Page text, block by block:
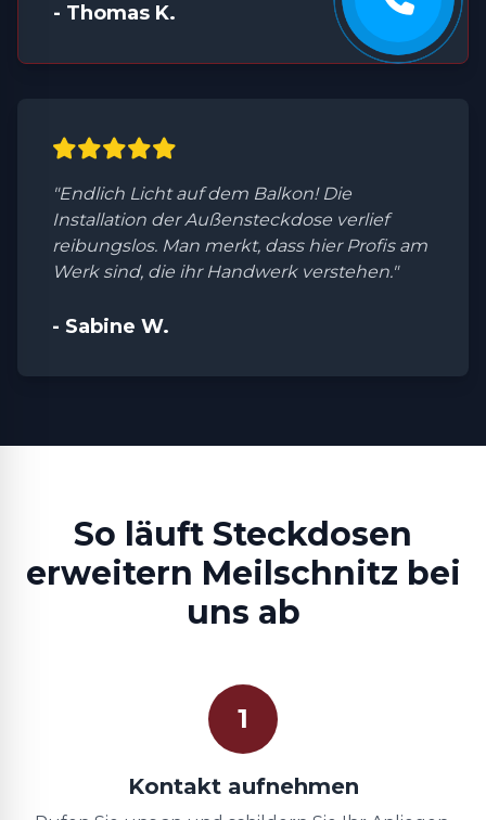
- Thomas K.
"Endlich Licht auf dem Balkon! Die
Installation der Außensteckdose verlief
reibungslos. Man merkt, dass hier Profis am
Werk sind, die ihr Handwerk verstehen."
- Sabine W.
So läuft Steckdosen
erweitern Meilschnitz bei
uns ab
1
Kontakt aufnehmen